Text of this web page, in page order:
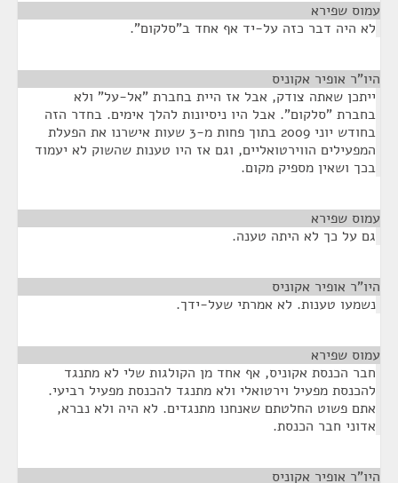
עמוס שפירא
לא היה דבר כזה על-יד אף אחד ב"סלקום".
היו"ר אופיר אקוניס
ייתכן שאתה צודק, אבל אז היית בחברת "אל-על" ולא
בחברת "סלקום". אבל היו ניסיונות להלך אימים. בחדר הזה
בחודש יוני 2009 בתוך פחות מ-3 שעות אישרנו את הפעלת
המפעילים הווירטואליים, וגם אז היו טענות שהשוק לא יעמוד
בכך ושאין מספיק מקום.
עמוס שפירא
גם על כך לא היתה טענה.
היו"ר אופיר אקוניס
נשמעו טענות. לא אמרתי שעל-ידך.
עמוס שפירא
חבר הכנסת אקוניס, אף אחד מן הקולגות שלי לא מתנגד
להכנסת מפעיל וירטואלי ולא מתנגד להכנסת מפעיל רביעי.
אתם פשוט החלטתם שאנחנו מתנגדים. לא היה ולא נברא,
אדוני חבר הכנסת.
היו"ר אופיר אקוניס